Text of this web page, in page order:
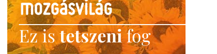
Ez istetszenifog